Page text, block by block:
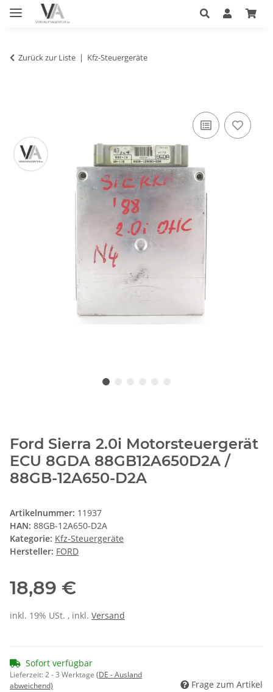
Zurück zur Liste Kfz-Steuergeräte
Ford Sierra 2.0i Motorsteuergerät
ECU 8GDA 88GB12A650D2A /
88GB-12A650-D2A
Artikelnummer: 11937
HAN: 88GB-12A650-D2A
Kategorie: Kfz-Steuergeräte
Hersteller: FORD
18,89 €
inkl. 19% USt. , inkl. Versand
Sofort verfügbar
Lieferzeit:2 - 3 Werktage (DE - Ausland
abweichend)
Frage zum Artikel